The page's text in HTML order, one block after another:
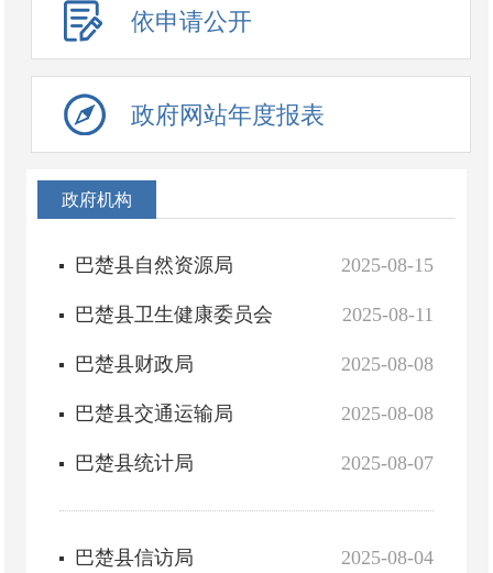
依申请公开
政府网站年度报表
政府机构
2025-08-15
巴楚县自然资源局
2025-08-11
巴楚县卫生健康委员会
2025-08-08
巴楚县财政局
2025-08-08
巴楚县交通运输局
2025-08-07
巴楚县统计局
2025-08-04
巴楚县信访局